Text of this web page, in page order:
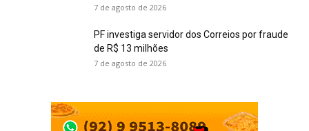
7 de agosto de 2026
PF investiga servidor dos Correios por fraude
de R$ 13 milhões
7 de agosto de 2026